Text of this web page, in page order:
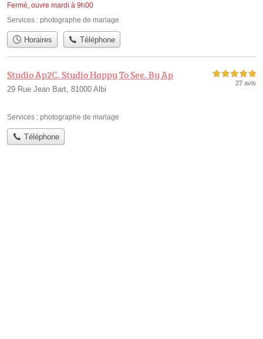
Fermé, ouvre mardi à 9h00
Services : photographe de mariage
Horaires Téléphone
Studio Ap2C. Studio Happy To See. By Ap
29 Rue Jean Bart, 81000 Albi
5,0 étoiles sur 5
27 avis
Services : photographe de mariage
Téléphone